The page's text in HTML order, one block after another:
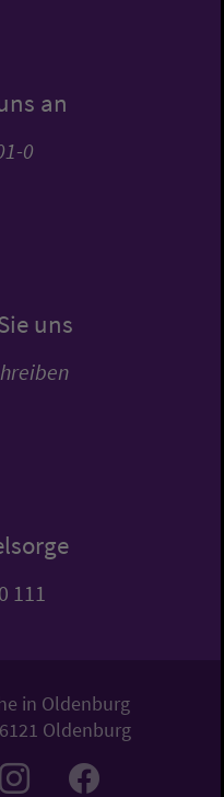
an
0
uns
111
in Oldenburg
Oldenburg